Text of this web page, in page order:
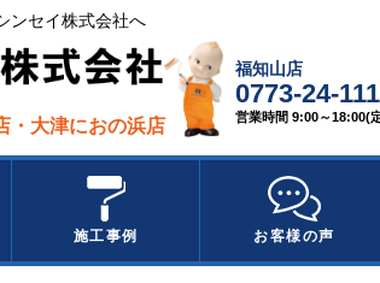
ンセイ株式会社へ​
・大津におの浜店
福知山店
0773-24-
営業時間 9:00～18:00(
施工事例 お客様の声